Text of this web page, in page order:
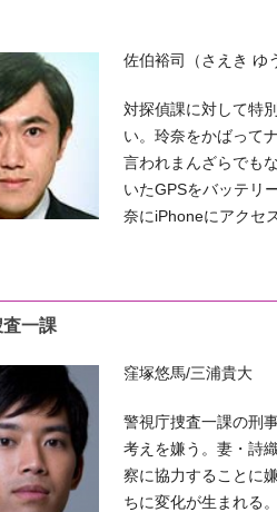
佐伯裕司（さえき ゆ
対探偵課に対して特
い。玲奈をかばって
言われまんざらでも
いたGPSをバッテリ
奈にiPhoneにアクセ
一課
窪塚悠馬/三浦貴大
警視庁捜査一課の刑
考えを嫌う。妻・詩
察に協力することに
ちに変化が生まれる